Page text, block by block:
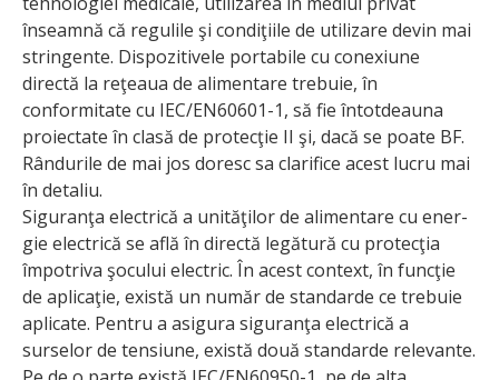
înseamnă că regulile şi condiţiile de utilizare devin mai
stringente. Dispozitivele portabile cu conexiune
directă la reţeaua de alimentare trebuie, în
conformitate cu IEC/EN60601-1, să fie întotdeauna
proiectate în clasă de protecţie II şi, dacă se poate BF.
Rândurile de mai jos doresc sa clarifice acest lucru mai
în detaliu.
Siguranţa electrică a unităţilor de alimentare cu ener­
gie electrică se află în directă legătură cu protecţia
împotriva şocului electric. În acest context, în funcţie
de aplicaţie, există un număr de standarde ce trebuie
aplicate. Pentru a asigura siguranţa electrică a
surselor de tensiune, există două standarde relevante.